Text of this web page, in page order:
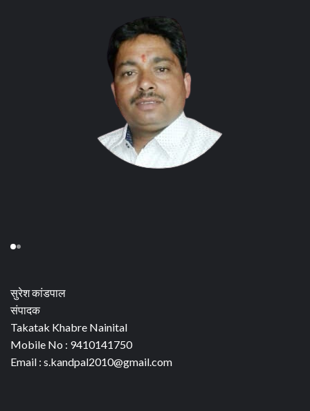
सुरेश कांडपाल
संपादक
Takatak Khabre Nainital
Mobile No : 9410141750
Email : s.kandpal2010@gmail.com